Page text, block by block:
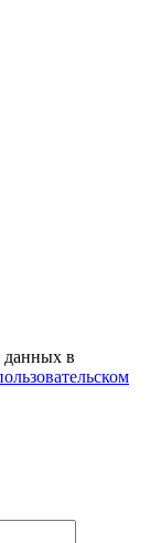
данных в